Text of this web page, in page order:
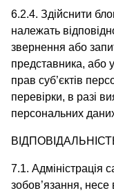
6.2.4. Здійснити
належать
звернення або
представника, або
прав суб’єктів
перевірки, в разі
персональних
7.1. Адміністрація
зобов’язання, несе